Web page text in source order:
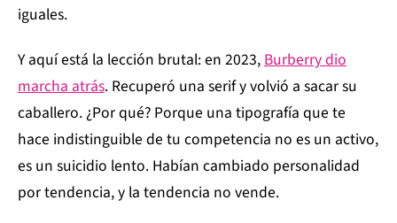
iguales.
Y aquí está la lección brutal: en 2023, Burberry dio
marcha atrás. Recuperó una serif y volvió a sacar su
caballero. ¿Por qué? Porque una tipografía que te
hace indistinguible de tu competencia no es un activo,
es un suicidio lento. Habían cambiado personalidad
por tendencia, y la tendencia no vende.